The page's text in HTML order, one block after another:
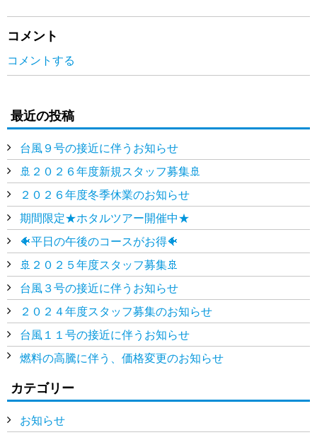
コメント
コメントする
最近の投稿
台風９号の接近に伴うお知らせ
🚢２０２６年度新規スタッフ募集🚢
２０２６年度冬季休業のお知らせ
期間限定★ホタルツアー開催中★
🐠平日の午後のコースがお得🐠
🚢２０２５年度スタッフ募集🚢
台風３号の接近に伴うお知らせ
２０２４年度スタッフ募集のお知らせ
台風１１号の接近に伴うお知らせ
燃料の高騰に伴う、価格変更のお知らせ
カテゴリー
お知らせ